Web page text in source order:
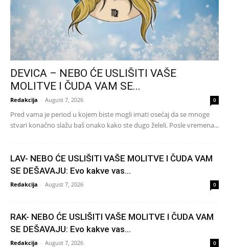
DEVICA – NEBO ĆE USLIŠITI VAŠE
MOLITVE I ČUDA VAM SE...
Redakcija - August 7, 2026 0
Pred vama je period u kojem biste mogli imati osećaj da se mnoge
stvari konačno slažu baš onako kako ste dugo želeli. Posle vremena...
LAV- NEBO ĆE USLIŠITI VAŠE MOLITVE I ČUDA VAM
SE DEŠAVAJU: Evo kakve vas...
Redakcija - August 7, 2026 0
RAK- NEBO ĆE USLIŠITI VAŠE MOLITVE I ČUDA VAM
SE DEŠAVAJU: Evo kakve vas...
Redakcija - August 7, 2026 0